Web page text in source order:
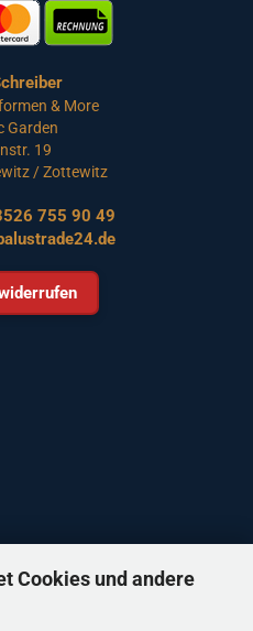
Cookies und andere
& More
Garden
19
/ Zottewitz
755 90 49